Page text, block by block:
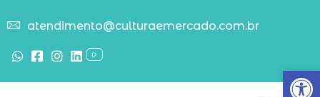
Abrir
atendimento@culturaemercado.com.br